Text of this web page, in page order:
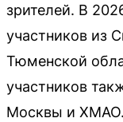
зрителей. В
участников из
Тюменской
участников
Москвы и ХМАО.